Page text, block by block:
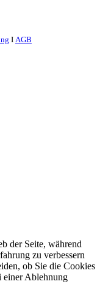
Ι AGB
der Seite, während
zu verbessern
ob Sie die Cookies
einer Ablehnung